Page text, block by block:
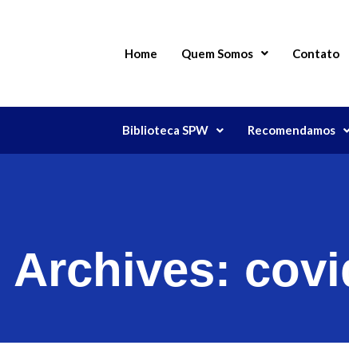
Home Quem Somos Contato
Biblioteca SPW Recomendamos
Archives: